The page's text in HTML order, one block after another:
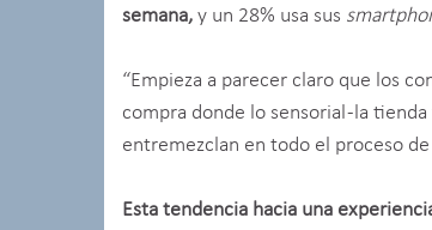
semana, y un 28% usa sus
“Empieza a parecer claro que los
compra donde lo sensorial -la
entremezclan en todo el proceso
Esta tendencia hacia una